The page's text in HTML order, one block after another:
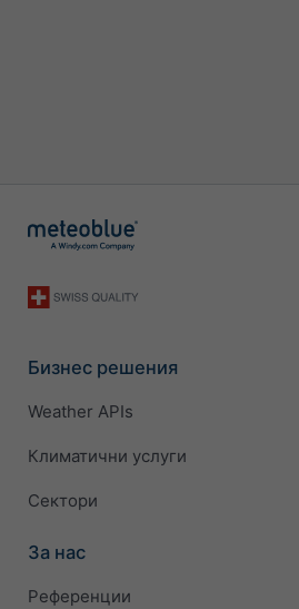
Бизнес решения
Weather APIs
Климатични услуги
Сектори
За нас
Референции